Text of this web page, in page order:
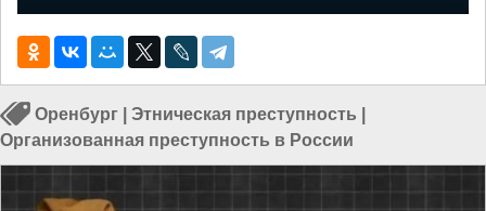
Оренбург Этническая преступность
Организованная преступность в России